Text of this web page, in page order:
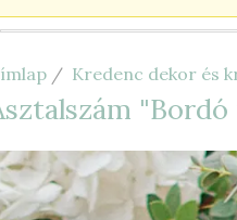
Kredenc dekor és
"Bordó